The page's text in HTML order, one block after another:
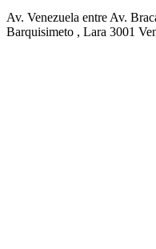
Av. Venezuela entre Av.
Barquisimeto , Lara 3001